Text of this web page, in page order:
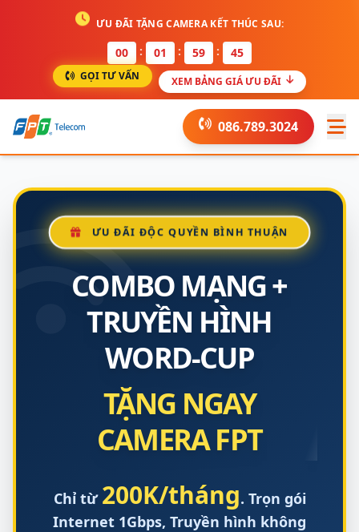
ƯU ĐÃI TẶNG CAMERA KẾT THÚC SAU:
00 : 01 : 59 : 45
GỌI TƯ VẤN XEM BẢNG GIÁ ƯU ĐÃI
086.789.3024
ƯU ĐÃI ĐỘC QUYỀN BÌNH THUẬN
COMBO MẠNG +
TRUYỀN HÌNH
WORD-CUP
TẶNG NGAY
CAMERA FPT
Chỉ từ 200K/tháng. Trọn gói
Internet 1Gbps, Truyền hình không